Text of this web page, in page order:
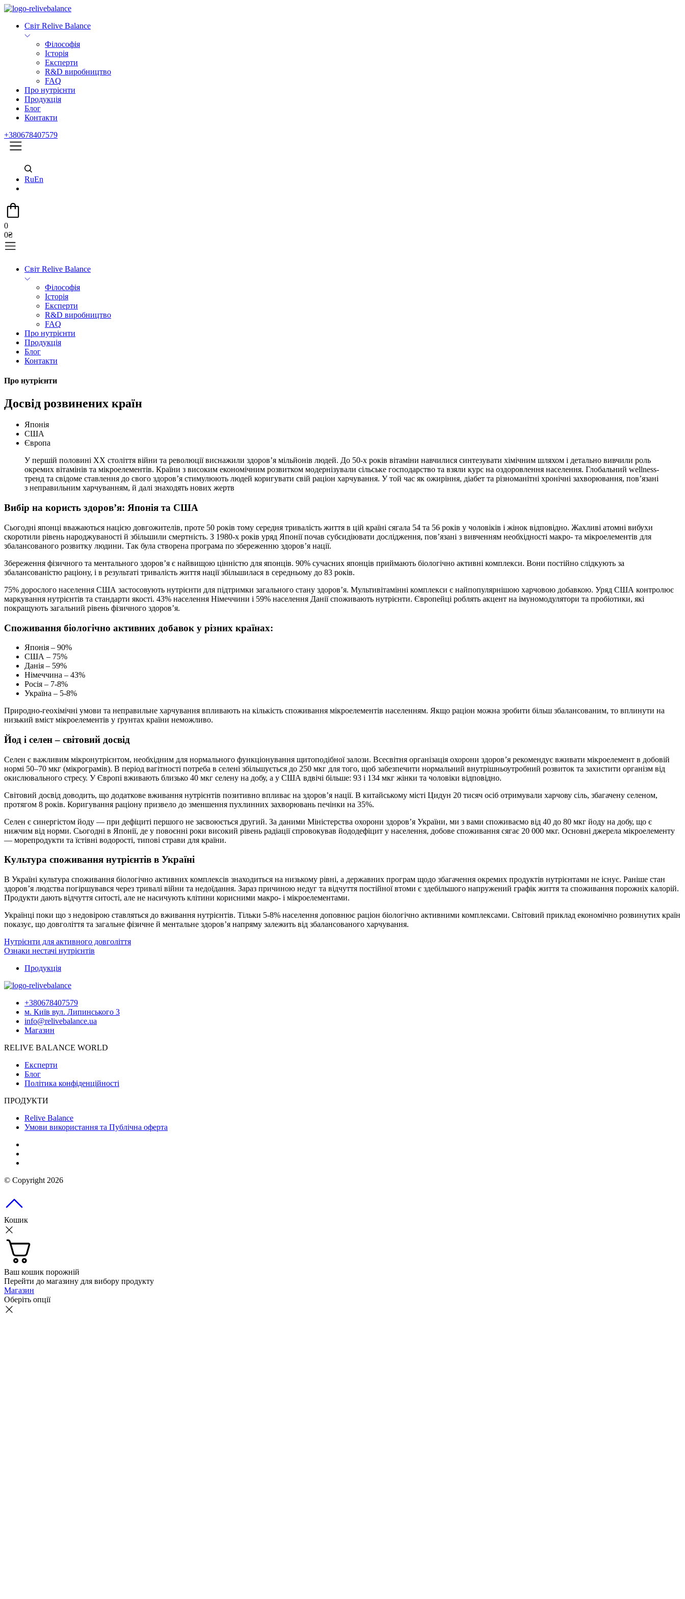
Світ Relive Balance
Філософія
Історія
Експерти
R&D виробництво
FAQ
Про нутрієнти
Продукція
Блог
Контакти
+380678407579
RuEn
0
0₴
Світ Relive Balance
Філософія
Історія
Експерти
R&D виробництво
FAQ
Про нутрієнти
Продукція
Блог
Контакти
Про нутрієнти
Досвід розвинених країн
Японія
США
Європа
У першій половині ХХ століття війни та революції виснажили здоров’я мільйонів людей. До 50-х років вітаміни навчилися синтезувати хімічним шляхом і детально вивчили роль
окремих вітамінів та мікроелементів. Країни з високим економічним розвитком модернізували сільське господарство та взяли курс на оздоровлення населення. Глобальний wellness-
тренд та свідоме ставлення до свого здоров’я стимулюють людей коригувати свій раціон харчування. У той час як ожиріння, діабет та різноманітні хронічні захворювання, пов’язані
з неправильним харчуванням, й далі знаходять нових жертв
Вибір на користь здоров’я: Японія та США
Сьогодні японці вважаються нацією довгожителів, проте 50 років тому середня тривалість життя в цій країні сягала 54 та 56 років у чоловіків і жінок відповідно. Жахливі атомні вибухи
скоротили рівень народжуваності й збільшили смертність. З 1980-х років уряд Японії почав субсидіювати дослідження, пов’язані з вивченням необхідності макро- та мікроелементів для
збалансованого розвитку людини. Так була створена програма по збереженню здоров’я нації.
Збереження фізичного та ментального здоров’я є найвищою цінністю для японців. 90% сучасних японців приймають біологічно активні комплекси. Вони постійно слідкують за
збалансованістю раціону, і в результаті тривалість життя нації збільшилася в середньому до 83 років.
75% дорослого населення США застосовують нутрієнти для підтримки загального стану здоров’я. Мультивітамінні комплекси є найпопулярнішою харчовою добавкою. Уряд США контролює
маркування нутрієнтів та стандарти якості. 43% населення Німеччини і 59% населення Данії споживають нутрієнти. Європейці роблять акцент на імуномодулятори та пробіотики, які
покращують загальний рівень фізичного здоров’я.
Споживання біологічно активних добавок у різних країнах:
Японія – 90%
США – 75%
Данія – 59%
Німеччина – 43%
Росія – 7-8%
Україна – 5-8%
Природно-геохімічні умови та неправильне харчування впливають на кількість споживання мікроелементів населенням. Якщо раціон можна зробити більш збалансованим, то вплинути на
низький вміст мікроелементів у ґрунтах країни неможливо.
Йод і селен – світовий досвід
Селен є важливим мікронутрієнтом, необхідним для нормального функціонування щитоподібної залози. Всесвітня організація охорони здоров’я рекомендує вживати мікроелемент в добовій
нормі 50–70 мкг (мікрограмів). В період вагітності потреба в селені збільшується до 250 мкг для того, щоб забезпечити нормальний внутрішньоутробний розвиток та захистити організм від
окислювального стресу. У Європі вживають близько 40 мкг селену на добу, а у США вдвічі більше: 93 і 134 мкг жінки та чоловіки відповідно.
Світовий досвід доводить, що додаткове вживання нутрієнтів позитивно впливає на здоров’я нації. В китайському місті Цидун 20 тисяч осіб отримували харчову сіль, збагачену селеном,
протягом 8 років. Коригування раціону призвело до зменшення пухлинних захворювань печінки на 35%.
Селен є синергістом йоду — при дефіциті першого не засвоюється другий. За даними Міністерства охорони здоров’я України, ми з вами споживаємо від 40 до 80 мкг йоду на добу, що є
нижчим від норми. Сьогодні в Японії, де у повоєнні роки високий рівень радіації спровокував йододефіцит у населення, добове споживання сягає 20 000 мкг. Основні джерела мікроелементу
— морепродукти та їстівні водорості, типові страви для країни.
Культура споживання нутрієнтів в Україні
В Україні культура споживання біологічно активних комплексів знаходиться на низькому рівні, а державних програм щодо збагачення окремих продуктів нутрієнтами не існує. Раніше стан
здоров’я людства погіршувався через тривалі війни та недоїдання. Зараз причиною недуг та відчуття постійної втоми є здебільшого напружений графік життя та споживання порожніх калорій.
Продукти дають відчуття ситості, але не насичують клітини корисними макро- і мікроелементами.
Українці поки що з недовірою ставляться до вживання нутрієнтів. Тільки 5-8% населення доповнює раціон біологічно активними комплексами. Світовий приклад економічно розвинутих країн
показує, що довголіття та загальне фізичне й ментальне здоров’я напряму залежить від збалансованого харчування.
Нутрієнти для активного довголіття
Ознаки нестачі нутрієнтів
Продукція
+380678407579
м. Київ вул. Липинського 3
info@relivebalance.ua
Магазин
RELIVE BALANCE WORLD
Експерти
Блог
Політика конфіденційності
ПРОДУКТИ
Relive Balance
Умови використання та Публічна оферта
© Copyright 2026
Кошик
Ваш кошик порожній
Перейти до магазину для вибору продукту
Магазин
Оберіть опції